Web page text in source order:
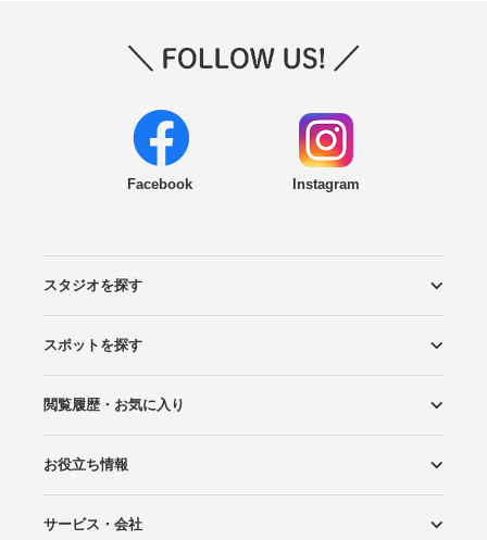
Facebook Instagram
スタジオを探す
エリアから探す
こだわりから探す
NEW PHOTO STYLE
プランから探す
フォトタイプ診断
フォトグラファーから探す
国内リゾートから探す
スポットを探す
ロケーションから探す
スタジオから探す
閲覧履歴・お気に入り
閲覧スタジオ
お気に入り
お役立ち情報
Wedding Photo マガジン
はじめてガイド
サービス・会社